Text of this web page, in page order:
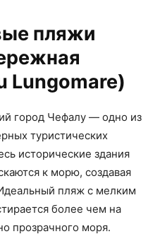
пляжи
Lungomare)
город Чефалу — одно из
туристических
исторические здания
к морю, создавая
пляж с мелким
более чем на
прозрачного моря.